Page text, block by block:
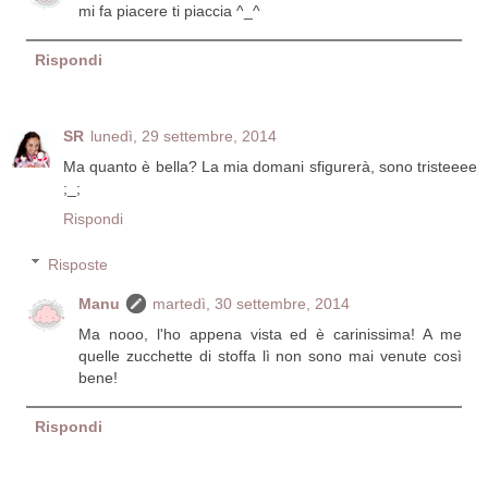
mi fa piacere ti piaccia ^_^
Rispondi
SR lunedì, 29 settembre, 2014
Ma quanto è bella? La mia domani sfigurerà, sono tristeeee
;_;
Rispondi
Risposte
Manu
martedì, 30 settembre, 2014
Ma nooo, l'ho appena vista ed è carinissima! A me
quelle zucchette di stoffa lì non sono mai venute così
bene!
Rispondi